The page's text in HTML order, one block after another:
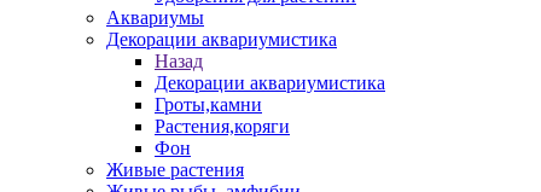
Аквариумы
Декорации аквариумистика
Назад
Декорации аквариумистика
Гроты,камни
Растения,коряги
Фон
Живые растения